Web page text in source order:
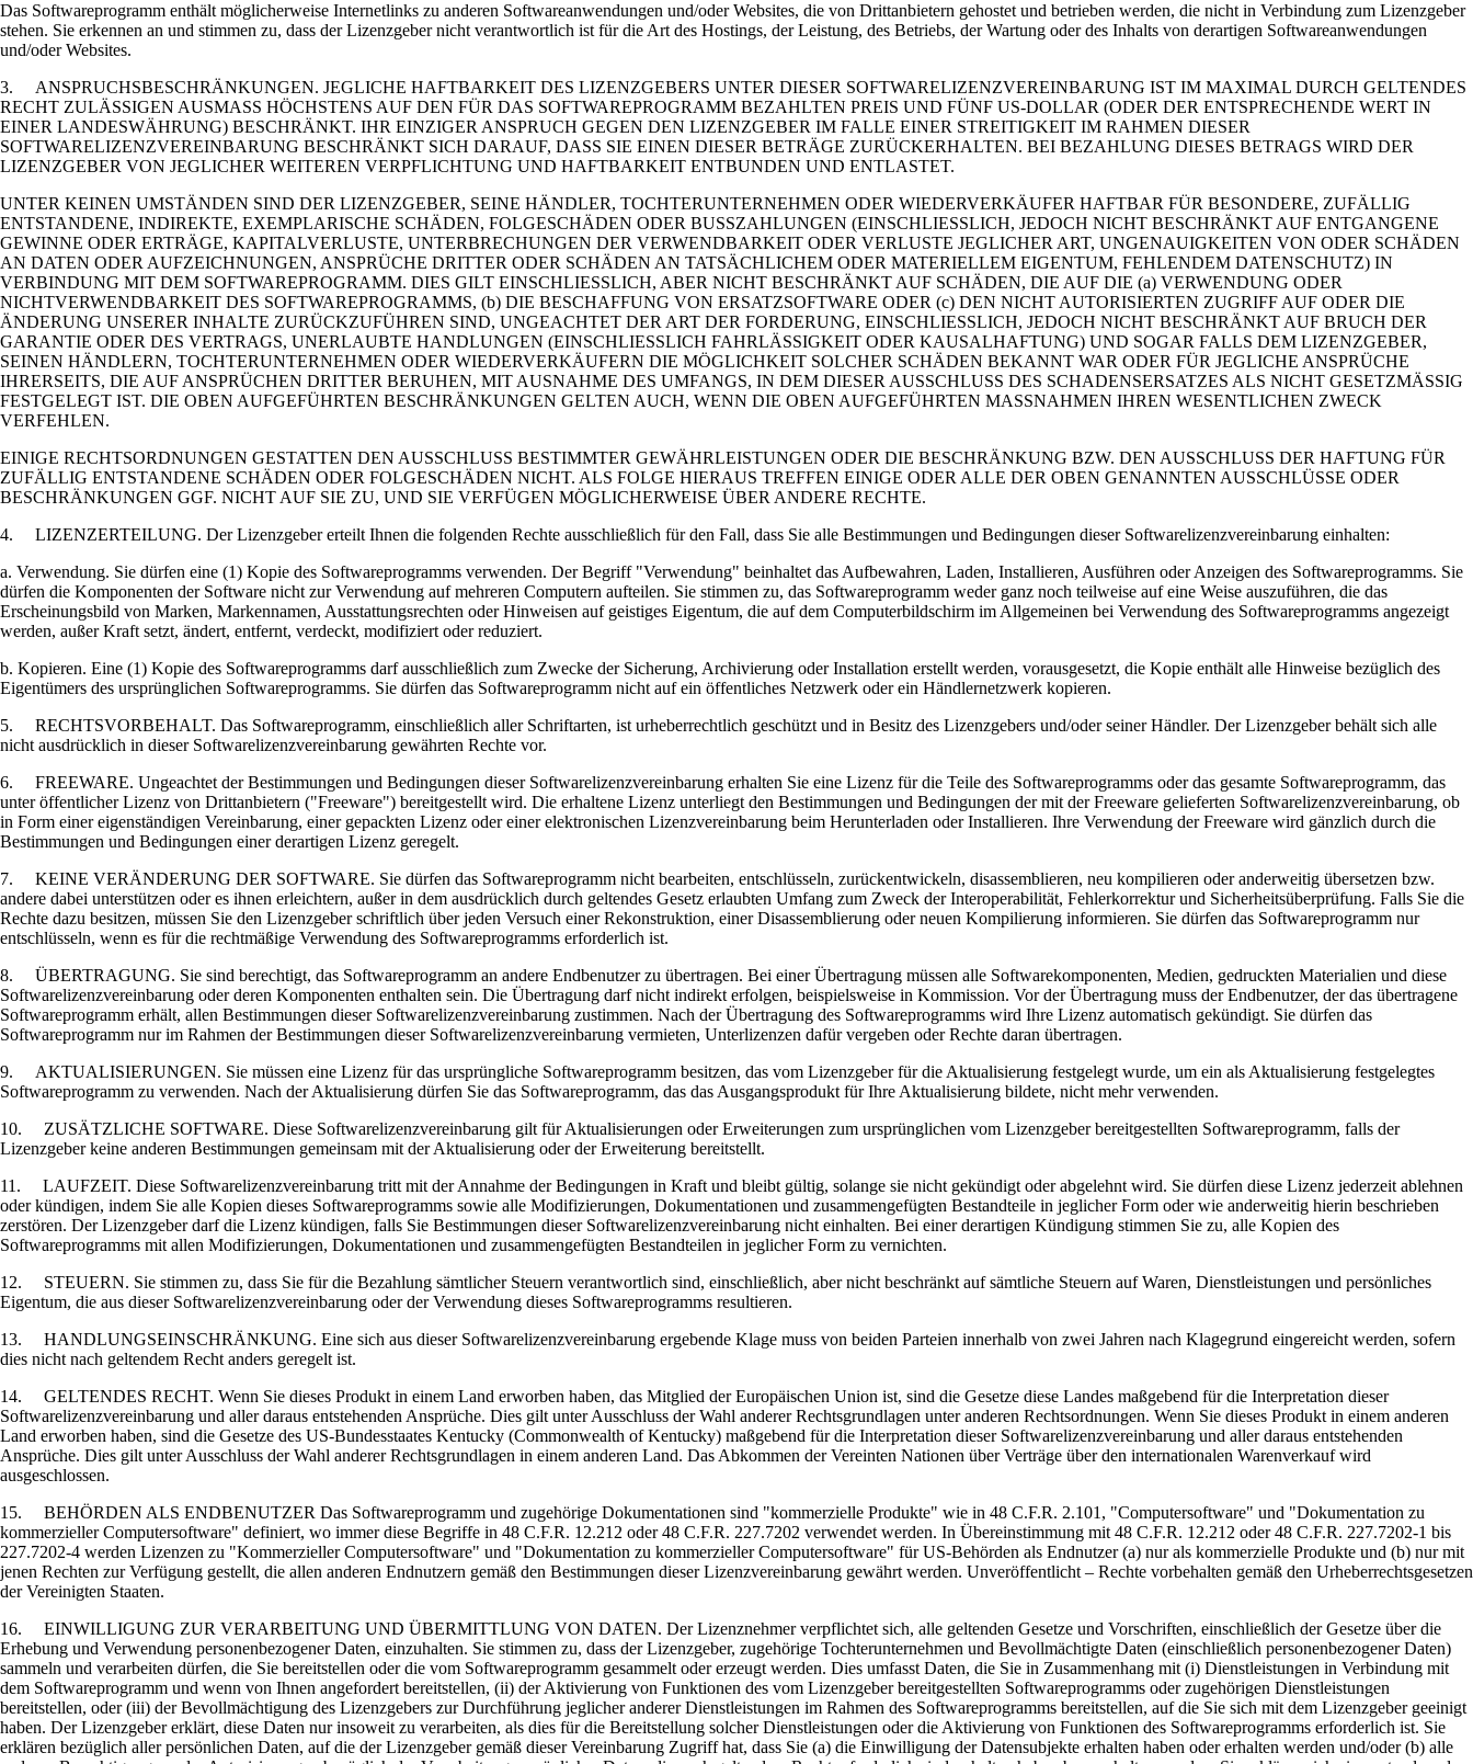
Das Softwareprogramm enthält möglicherweise Internetlinks zu anderen Softwareanwendungen und/oder Websites, die von Drittanbietern gehostet und betrieben werden, die nicht in Verbindung zum Lizenzgeber
stehen. Sie erkennen an und stimmen zu, dass der Lizenzgeber nicht verantwortlich ist für die Art des Hostings, der Leistung, des Betriebs, der Wartung oder des Inhalts von derartigen Softwareanwendungen
und/oder Websites.
3. ANSPRUCHSBESCHRÄNKUNGEN. JEGLICHE HAFTBARKEIT DES LIZENZGEBERS UNTER DIESER SOFTWARELIZENZVEREINBARUNG IST IM MAXIMAL DURCH GELTENDES
RECHT ZULÄSSIGEN AUSMASS HÖCHSTENS AUF DEN FÜR DAS SOFTWAREPROGRAMM BEZAHLTEN PREIS UND FÜNF US-DOLLAR (ODER DER ENTSPRECHENDE WERT IN
EINER LANDESWÄHRUNG) BESCHRÄNKT. IHR EINZIGER ANSPRUCH GEGEN DEN LIZENZGEBER IM FALLE EINER STREITIGKEIT IM RAHMEN DIESER
SOFTWARELIZENZVEREINBARUNG BESCHRÄNKT SICH DARAUF, DASS SIE EINEN DIESER BETRÄGE ZURÜCKERHALTEN. BEI BEZAHLUNG DIESES BETRAGS WIRD DER
LIZENZGEBER VON JEGLICHER WEITEREN VERPFLICHTUNG UND HAFTBARKEIT ENTBUNDEN UND ENTLASTET.
UNTER KEINEN UMSTÄNDEN SIND DER LIZENZGEBER, SEINE HÄNDLER, TOCHTERUNTERNEHMEN ODER WIEDERVERKÄUFER HAFTBAR FÜR BESONDERE, ZUFÄLLIG
ENTSTANDENE, INDIREKTE, EXEMPLARISCHE SCHÄDEN, FOLGESCHÄDEN ODER BUSSZAHLUNGEN (EINSCHLIESSLICH, JEDOCH NICHT BESCHRÄNKT AUF ENTGANGENE
GEWINNE ODER ERTRÄGE, KAPITALVERLUSTE, UNTERBRECHUNGEN DER VERWENDBARKEIT ODER VERLUSTE JEGLICHER ART, UNGENAUIGKEITEN VON ODER SCHÄDEN
AN DATEN ODER AUFZEICHNUNGEN, ANSPRÜCHE DRITTER ODER SCHÄDEN AN TATSÄCHLICHEM ODER MATERIELLEM EIGENTUM, FEHLENDEM DATENSCHUTZ) IN
VERBINDUNG MIT DEM SOFTWAREPROGRAMM. DIES GILT EINSCHLIESSLICH, ABER NICHT BESCHRÄNKT AUF SCHÄDEN, DIE AUF DIE (a) VERWENDUNG ODER
NICHTVERWENDBARKEIT DES SOFTWAREPROGRAMMS, (b) DIE BESCHAFFUNG VON ERSATZSOFTWARE ODER (c) DEN NICHT AUTORISIERTEN ZUGRIFF AUF ODER DIE
ÄNDERUNG UNSERER INHALTE ZURÜCKZUFÜHREN SIND, UNGEACHTET DER ART DER FORDERUNG, EINSCHLIESSLICH, JEDOCH NICHT BESCHRÄNKT AUF BRUCH DER
GARANTIE ODER DES VERTRAGS, UNERLAUBTE HANDLUNGEN (EINSCHLIESSLICH FAHRLÄSSIGKEIT ODER KAUSALHAFTUNG) UND SOGAR FALLS DEM LIZENZGEBER,
SEINEN HÄNDLERN, TOCHTERUNTERNEHMEN ODER WIEDERVERKÄUFERN DIE MÖGLICHKEIT SOLCHER SCHÄDEN BEKANNT WAR ODER FÜR JEGLICHE ANSPRÜCHE
IHRERSEITS, DIE AUF ANSPRÜCHEN DRITTER BERUHEN, MIT AUSNAHME DES UMFANGS, IN DEM DIESER AUSSCHLUSS DES SCHADENSERSATZES ALS NICHT GESETZMÄSSIG
FESTGELEGT IST. DIE OBEN AUFGEFÜHRTEN BESCHRÄNKUNGEN GELTEN AUCH, WENN DIE OBEN AUFGEFÜHRTEN MASSNAHMEN IHREN WESENTLICHEN ZWECK
VERFEHLEN.
EINIGE RECHTSORDNUNGEN GESTATTEN DEN AUSSCHLUSS BESTIMMTER GEWÄHRLEISTUNGEN ODER DIE BESCHRÄNKUNG BZW. DEN AUSSCHLUSS DER HAFTUNG FÜR
ZUFÄLLIG ENTSTANDENE SCHÄDEN ODER FOLGESCHÄDEN NICHT. ALS FOLGE HIERAUS TREFFEN EINIGE ODER ALLE DER OBEN GENANNTEN AUSSCHLÜSSE ODER
BESCHRÄNKUNGEN GGF. NICHT AUF SIE ZU, UND SIE VERFÜGEN MÖGLICHERWEISE ÜBER ANDERE RECHTE.
4. LIZENZERTEILUNG. Der Lizenzgeber erteilt Ihnen die folgenden Rechte ausschließlich für den Fall, dass Sie alle Bestimmungen und Bedingungen dieser Softwarelizenzvereinbarung einhalten:
a. Verwendung. Sie dürfen eine (1) Kopie des Softwareprogramms verwenden. Der Begriff "Verwendung" beinhaltet das Aufbewahren, Laden, Installieren, Ausführen oder Anzeigen des Softwareprogramms. Sie
dürfen die Komponenten der Software nicht zur Verwendung auf mehreren Computern aufteilen. Sie stimmen zu, das Softwareprogramm weder ganz noch teilweise auf eine Weise auszuführen, die das
Erscheinungsbild von Marken, Markennamen, Ausstattungsrechten oder Hinweisen auf geistiges Eigentum, die auf dem Computerbildschirm im Allgemeinen bei Verwendung des Softwareprogramms angezeigt
werden, außer Kraft setzt, ändert, entfernt, verdeckt, modifiziert oder reduziert.
b. Kopieren. Eine (1) Kopie des Softwareprogramms darf ausschließlich zum Zwecke der Sicherung, Archivierung oder Installation erstellt werden, vorausgesetzt, die Kopie enthält alle Hinweise bezüglich des
Eigentümers des ursprünglichen Softwareprogramms. Sie dürfen das Softwareprogramm nicht auf ein öffentliches Netzwerk oder ein Händlernetzwerk kopieren.
5. RECHTSVORBEHALT. Das Softwareprogramm, einschließlich aller Schriftarten, ist urheberrechtlich geschützt und in Besitz des Lizenzgebers und/oder seiner Händler. Der Lizenzgeber behält sich alle
nicht ausdrücklich in dieser Softwarelizenzvereinbarung gewährten Rechte vor.
6. FREEWARE. Ungeachtet der Bestimmungen und Bedingungen dieser Softwarelizenzvereinbarung erhalten Sie eine Lizenz für die Teile des Softwareprogramms oder das gesamte Softwareprogramm, das
unter öffentlicher Lizenz von Drittanbietern ("Freeware") bereitgestellt wird. Die erhaltene Lizenz unterliegt den Bestimmungen und Bedingungen der mit der Freeware gelieferten Softwarelizenzvereinbarung, ob
in Form einer eigenständigen Vereinbarung, einer gepackten Lizenz oder einer elektronischen Lizenzvereinbarung beim Herunterladen oder Installieren. Ihre Verwendung der Freeware wird gänzlich durch die
Bestimmungen und Bedingungen einer derartigen Lizenz geregelt.
7. KEINE VERÄNDERUNG DER SOFTWARE. Sie dürfen das Softwareprogramm nicht bearbeiten, entschlüsseln, zurückentwickeln, disassemblieren, neu kompilieren oder anderweitig übersetzen bzw.
andere dabei unterstützen oder es ihnen erleichtern, außer in dem ausdrücklich durch geltendes Gesetz erlaubten Umfang zum Zweck der Interoperabilität, Fehlerkorrektur und Sicherheitsüberprüfung. Falls Sie die
Rechte dazu besitzen, müssen Sie den Lizenzgeber schriftlich über jeden Versuch einer Rekonstruktion, einer Disassemblierung oder neuen Kompilierung informieren. Sie dürfen das Softwareprogramm nur
entschlüsseln, wenn es für die rechtmäßige Verwendung des Softwareprogramms erforderlich ist.
8. ÜBERTRAGUNG. Sie sind berechtigt, das Softwareprogramm an andere Endbenutzer zu übertragen. Bei einer Übertragung müssen alle Softwarekomponenten, Medien, gedruckten Materialien und diese
Softwarelizenzvereinbarung oder deren Komponenten enthalten sein. Die Übertragung darf nicht indirekt erfolgen, beispielsweise in Kommission. Vor der Übertragung muss der Endbenutzer, der das übertragene
Softwareprogramm erhält, allen Bestimmungen dieser Softwarelizenzvereinbarung zustimmen. Nach der Übertragung des Softwareprogramms wird Ihre Lizenz automatisch gekündigt. Sie dürfen das
Softwareprogramm nur im Rahmen der Bestimmungen dieser Softwarelizenzvereinbarung vermieten, Unterlizenzen dafür vergeben oder Rechte daran übertragen.
9. AKTUALISIERUNGEN. Sie müssen eine Lizenz für das ursprüngliche Softwareprogramm besitzen, das vom Lizenzgeber für die Aktualisierung festgelegt wurde, um ein als Aktualisierung festgelegtes
Softwareprogramm zu verwenden. Nach der Aktualisierung dürfen Sie das Softwareprogramm, das das Ausgangsprodukt für Ihre Aktualisierung bildete, nicht mehr verwenden.
10. ZUSÄTZLICHE SOFTWARE. Diese Softwarelizenzvereinbarung gilt für Aktualisierungen oder Erweiterungen zum ursprünglichen vom Lizenzgeber bereitgestellten Softwareprogramm, falls der
Lizenzgeber keine anderen Bestimmungen gemeinsam mit der Aktualisierung oder der Erweiterung bereitstellt.
11. LAUFZEIT. Diese Softwarelizenzvereinbarung tritt mit der Annahme der Bedingungen in Kraft und bleibt gültig, solange sie nicht gekündigt oder abgelehnt wird. Sie dürfen diese Lizenz jederzeit ablehnen
oder kündigen, indem Sie alle Kopien dieses Softwareprogramms sowie alle Modifizierungen, Dokumentationen und zusammengefügten Bestandteile in jeglicher Form oder wie anderweitig hierin beschrieben
zerstören. Der Lizenzgeber darf die Lizenz kündigen, falls Sie Bestimmungen dieser Softwarelizenzvereinbarung nicht einhalten. Bei einer derartigen Kündigung stimmen Sie zu, alle Kopien des
Softwareprogramms mit allen Modifizierungen, Dokumentationen und zusammengefügten Bestandteilen in jeglicher Form zu vernichten.
12. STEUERN. Sie stimmen zu, dass Sie für die Bezahlung sämtlicher Steuern verantwortlich sind, einschließlich, aber nicht beschränkt auf sämtliche Steuern auf Waren, Dienstleistungen und persönliches
Eigentum, die aus dieser Softwarelizenzvereinbarung oder der Verwendung dieses Softwareprogramms resultieren.
13. HANDLUNGSEINSCHRÄNKUNG. Eine sich aus dieser Softwarelizenzvereinbarung ergebende Klage muss von beiden Parteien innerhalb von zwei Jahren nach Klagegrund eingereicht werden, sofern
dies nicht nach geltendem Recht anders geregelt ist.
14. GELTENDES RECHT. Wenn Sie dieses Produkt in einem Land erworben haben, das Mitglied der Europäischen Union ist, sind die Gesetze diese Landes maßgebend für die Interpretation dieser
Softwarelizenzvereinbarung und aller daraus entstehenden Ansprüche. Dies gilt unter Ausschluss der Wahl anderer Rechtsgrundlagen unter anderen Rechtsordnungen. Wenn Sie dieses Produkt in einem anderen
Land erworben haben, sind die Gesetze des US-Bundesstaates Kentucky (Commonwealth of Kentucky) maßgebend für die Interpretation dieser Softwarelizenzvereinbarung und aller daraus entstehenden
Ansprüche. Dies gilt unter Ausschluss der Wahl anderer Rechtsgrundlagen in einem anderen Land. Das Abkommen der Vereinten Nationen über Verträge über den internationalen Warenverkauf wird
ausgeschlossen.
15. BEHÖRDEN ALS ENDBENUTZER Das Softwareprogramm und zugehörige Dokumentationen sind "kommerzielle Produkte" wie in 48 C.F.R. 2.101, "Computersoftware" und "Dokumentation zu
kommerzieller Computersoftware" definiert, wo immer diese Begriffe in 48 C.F.R. 12.212 oder 48 C.F.R. 227.7202 verwendet werden. In Übereinstimmung mit 48 C.F.R. 12.212 oder 48 C.F.R. 227.7202-1 bis
227.7202-4 werden Lizenzen zu "Kommerzieller Computersoftware" und "Dokumentation zu kommerzieller Computersoftware" für US-Behörden als Endnutzer (a) nur als kommerzielle Produkte und (b) nur mit
jenen Rechten zur Verfügung gestellt, die allen anderen Endnutzern gemäß den Bestimmungen dieser Lizenzvereinbarung gewährt werden. Unveröffentlicht – Rechte vorbehalten gemäß den Urheberrechtsgesetzen
der Vereinigten Staaten.
16. EINWILLIGUNG ZUR VERARBEITUNG UND ÜBERMITTLUNG VON DATEN. Der Lizenznehmer verpflichtet sich, alle geltenden Gesetze und Vorschriften, einschließlich der Gesetze über die
Erhebung und Verwendung personenbezogener Daten, einzuhalten. Sie stimmen zu, dass der Lizenzgeber, zugehörige Tochterunternehmen und Bevollmächtigte Daten (einschließlich personenbezogener Daten)
sammeln und verarbeiten dürfen, die Sie bereitstellen oder die vom Softwareprogramm gesammelt oder erzeugt werden. Dies umfasst Daten, die Sie in Zusammenhang mit (i) Dienstleistungen in Verbindung mit
dem Softwareprogramm und wenn von Ihnen angefordert bereitstellen, (ii) der Aktivierung von Funktionen des vom Lizenzgeber bereitgestellten Softwareprogramms oder zugehörigen Dienstleistungen
bereitstellen, oder (iii) der Bevollmächtigung des Lizenzgebers zur Durchführung jeglicher anderer Dienstleistungen im Rahmen des Softwareprogramms bereitstellen, auf die Sie sich mit dem Lizenzgeber geeinigt
haben. Der Lizenzgeber erklärt, diese Daten nur insoweit zu verarbeiten, als dies für die Bereitstellung solcher Dienstleistungen oder die Aktivierung von Funktionen des Softwareprogramms erforderlich ist. Sie
erklären bezüglich aller persönlichen Daten, auf die der Lizenzgeber gemäß dieser Vereinbarung Zugriff hat, dass Sie (a) die Einwilligung der Datensubjekte erhalten haben oder erhalten werden und/oder (b) alle